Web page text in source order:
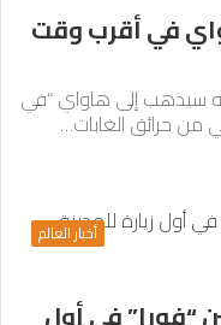
في أقرب وقت
إنه سيذهب إلى هاواي “في
حرائق الغابات…
أخبار العالم
“فورا” في أول